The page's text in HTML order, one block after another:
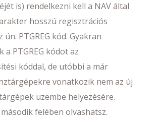
is) rendelkezni kell a NAV által
hosszú regisztrációs
ún. PTGREG kód. Gyakran
a PTGREG kódot az
kóddal, de utóbbi a már
vonatkozik nem az új
üzembe helyezésére.
felében olvashatsz.